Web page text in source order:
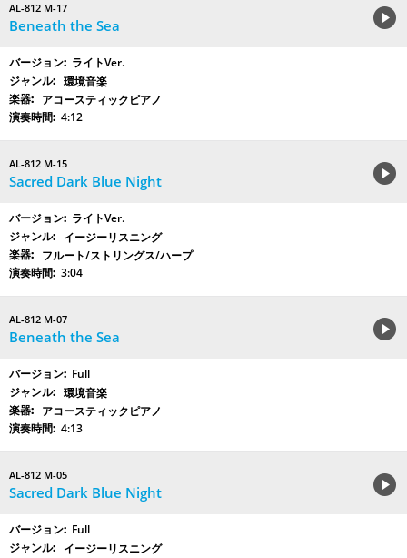
AL-812 M-17
Beneath the Sea
ライトVer.
環境音楽
アコースティックピアノ
4:12
AL-812 M-15
Sacred Dark Blue Night
ライトVer.
イージーリスニング
フルート/ストリングス/ハープ
3:04
AL-812 M-07
Beneath the Sea
Full
環境音楽
アコースティックピアノ
4:13
AL-812 M-05
Sacred Dark Blue Night
Full
イージーリスニング